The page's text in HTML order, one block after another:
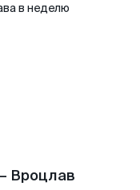
в неделю
Вроцлав